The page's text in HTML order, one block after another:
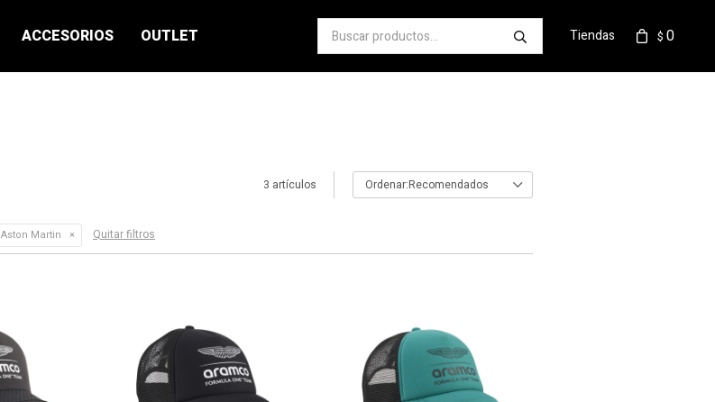
ACCESORIOS OUTLET $ 0
Tiendas
3 artículos Recomendados
Aston Martin Quitar filtros